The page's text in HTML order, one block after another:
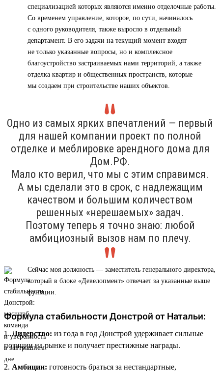
специализацией которых являются именно отделочные работы.
Со временем управление, которое, по сути, начиналось
с одного руководителя, также выросло в отдельный
департамент. В его задачи на текущий момент входят
не только указанные вопросы, но и комплексное
благоустройство застраиваемых нами территорий, а также
отделка квартир и общественных пространств, которые
мы создаем при строительстве наших объектов.
Одно из самых ярких впечатлений — первый
для нашей компании проект по полной
отделке и меблировке арендного дома для
Дом.РФ.
Мало кто верил, что мы с этим справимся.
А мы сделали это в срок, с надлежащим
качеством и большим количеством
решенных «нерешаемых» задач.
Поэтому теперь я точно знаю: любой
амбициозный вызов нам по плечу.
Сейчас моя должность — заместитель генерального директора,
который в блоке «Девелопмент» отвечает за указанные выше
функции.
Формула стабильности Донстрой от Натальи:
1.Лидерство: из года в год Донстрой удерживает сильные
позиции на рынке и получает престижные награды.
2. Амбиции: готовность браться за нестандартные,